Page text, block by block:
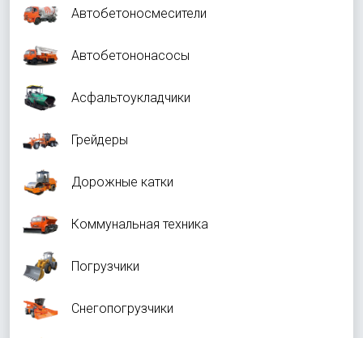
Автобетоносмесители
Автобетононасосы
Асфальтоукладчики
Грейдеры
Дорожные катки
Коммунальная техника
Погрузчики
Снегопогрузчики